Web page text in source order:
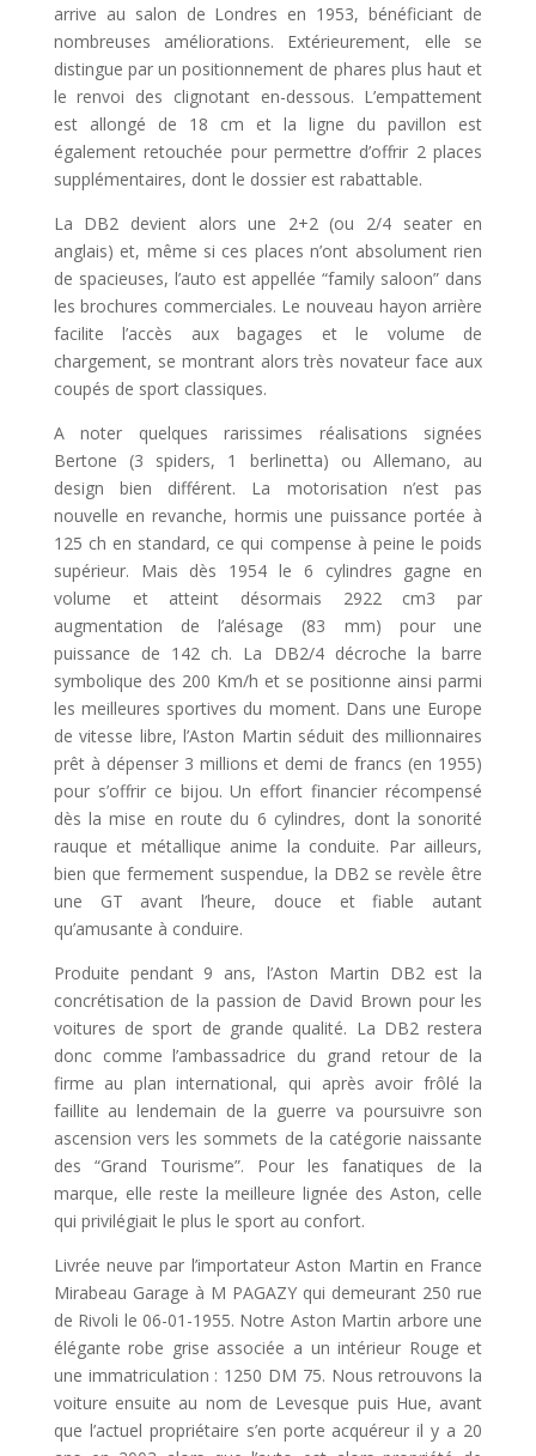
arrive au salon de Londres en 1953, bénéficiant de
nombreuses améliorations. Extérieurement, elle se
distingue par un positionnement de phares plus haut et
le renvoi des clignotant en-dessous. L’empattement
est allongé de 18 cm et la ligne du pavillon est
également retouchée pour permettre d’offrir 2 places
supplémentaires, dont le dossier est rabattable.
La DB2 devient alors une 2+2 (ou 2/4 seater en
anglais) et, même si ces places n’ont absolument rien
de spacieuses, l’auto est appellée “family saloon” dans
les brochures commerciales. Le nouveau hayon arrière
facilite l’accès aux bagages et le volume de
chargement, se montrant alors très novateur face aux
coupés de sport classiques.
A noter quelques rarissimes réalisations signées
Bertone (3 spiders, 1 berlinetta) ou Allemano, au
design bien différent. La motorisation n’est pas
nouvelle en revanche, hormis une puissance portée à
125 ch en standard, ce qui compense à peine le poids
supérieur. Mais dès 1954 le 6 cylindres gagne en
volume et atteint désormais 2922 cm3 par
augmentation de l’alésage (83 mm) pour une
puissance de 142 ch. La DB2/4 décroche la barre
symbolique des 200 Km/h et se positionne ainsi parmi
les meilleures sportives du moment. Dans une Europe
de vitesse libre, l’Aston Martin séduit des millionnaires
prêt à dépenser 3 millions et demi de francs (en 1955)
pour s’offrir ce bijou. Un effort financier récompensé
dès la mise en route du 6 cylindres, dont la sonorité
rauque et métallique anime la conduite. Par ailleurs,
bien que fermement suspendue, la DB2 se revèle être
une GT avant l’heure, douce et fiable autant
qu’amusante à conduire.
Produite pendant 9 ans, l’Aston Martin DB2 est la
concrétisation de la passion de David Brown pour les
voitures de sport de grande qualité. La DB2 restera
donc comme l’ambassadrice du grand retour de la
firme au plan international, qui après avoir frôlé la
faillite au lendemain de la guerre va poursuivre son
ascension vers les sommets de la catégorie naissante
des “Grand Tourisme”. Pour les fanatiques de la
marque, elle reste la meilleure lignée des Aston, celle
qui privilégiait le plus le sport au confort.
Livrée neuve par l’importateur Aston Martin en France
Mirabeau Garage à M PAGAZY qui demeurant 250 rue
de Rivoli le 06-01-1955. Notre Aston Martin arbore une
élégante robe grise associée a un intérieur Rouge et
une immatriculation : 1250 DM 75. Nous retrouvons la
voiture ensuite au nom de Levesque puis Hue, avant
que l’actuel propriétaire s’en porte acquéreur il y a 20